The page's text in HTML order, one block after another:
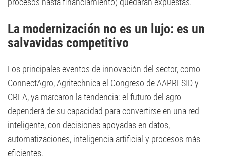
La modernización no es un lujo: es un
salvavidas competitivo
Los principales eventos de innovación del sector, como
ConnectAgro, Agritechnica el Congreso de AAPRESID y
CREA, ya marcaron la tendencia: el futuro del agro
dependerá de su capacidad para convertirse en una red
inteligente, con decisiones apoyadas en datos,
automatizaciones, inteligencia artificial y procesos más
eficientes.